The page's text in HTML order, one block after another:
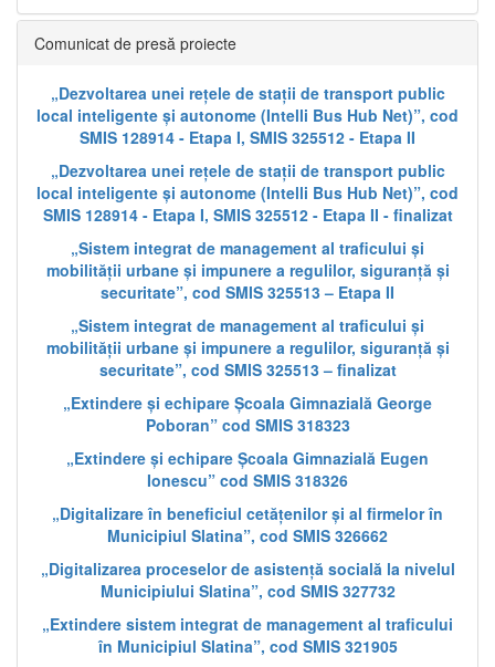
Comunicat de presă proiecte
„Dezvoltarea unei rețele de stații de transport public
local inteligente și autonome (Intelli Bus Hub Net)”, cod
SMIS 128914 - Etapa I, SMIS 325512 - Etapa II
„Dezvoltarea unei rețele de stații de transport public
local inteligente și autonome (Intelli Bus Hub Net)”, cod
SMIS 128914 - Etapa I, SMIS 325512 - Etapa II - finalizat
„Sistem integrat de management al traficului și
mobilității urbane și impunere a regulilor, siguranță și
securitate”, cod SMIS 325513 – Etapa II
„Sistem integrat de management al traficului și
mobilității urbane și impunere a regulilor, siguranță și
securitate”, cod SMIS 325513 – finalizat
„Extindere și echipare Școala Gimnazială George
Poboran” cod SMIS 318323
„Extindere și echipare Școala Gimnazială Eugen
Ionescu” cod SMIS 318326
„Digitalizare în beneficiul cetățenilor și al firmelor în
Municipiul Slatina”, cod SMIS 326662
„Digitalizarea proceselor de asistență socială la nivelul
Municipiului Slatina”, cod SMIS 327732
„Extindere sistem integrat de management al traficului
în Municipiul Slatina”, cod SMIS 321905